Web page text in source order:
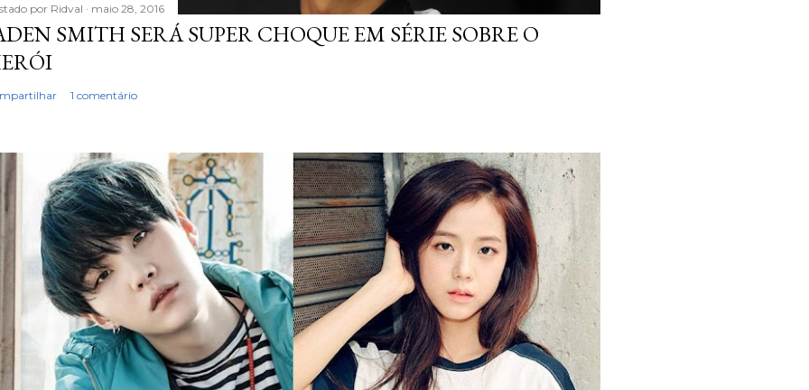
por Ridval maio 28, 2016
SMITH SERÁ SUPER CHOQUE EM SÉRIE SOBRE O
1 comentário